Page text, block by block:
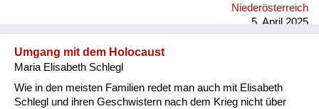
Niederösterreich
5. April 2025
Umgang mit dem Holocaust
Maria Elisabeth Schlegl
Wie in den meisten Familien redet man auch mit Elisabeth
Schlegl und ihren Geschwistern nach dem Krieg nicht über